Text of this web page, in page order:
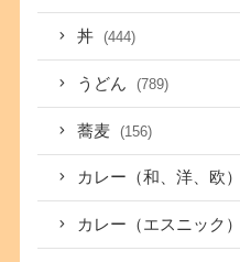
丼 (444)
うどん (789)
蕎麦 (156)
カレー（和、洋、欧）
カレー（エスニック）